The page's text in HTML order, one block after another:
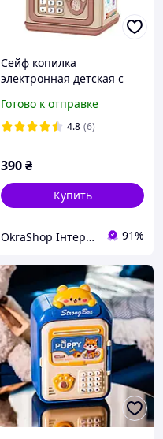
Сейф копилка
электронная детская с
кодовым замком и
отпечатком пальца
Готово к отправке
4.8 (6)
390₴
Купить
OkraShop Інтернет-магазин з великим асортиментом товару 91%